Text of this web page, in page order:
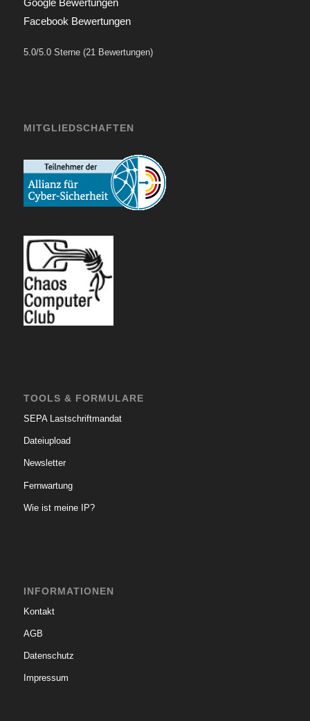
Google Bewertungen
Facebook Bewertungen
5.0/5.0 Sterne (21 Bewertungen)
MITGLIEDSCHAFTEN
TOOLS & FORMULARE
SEPA Lastschriftmandat
Dateiupload
Newsletter
Fernwartung
Wie ist meine IP?
INFORMATIONEN
Kontakt
AGB
Datenschutz
Impressum